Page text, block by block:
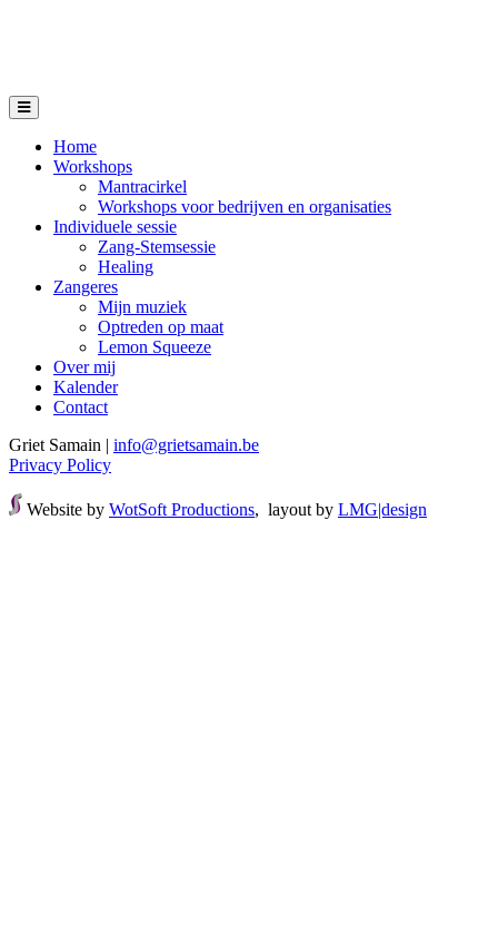
Home
Workshops
Mantracirkel
Workshops voor bedrijven en organisaties
Individuele sessie
Zang-Stemsessie
Healing
Zangeres
Mijn muziek
Optreden op maat
Lemon Squeeze
Over mij
Kalender
Contact
Griet Samain | info@grietsamain.be
Privacy Policy
Website by WotSoft Productions, layout by LMG|design